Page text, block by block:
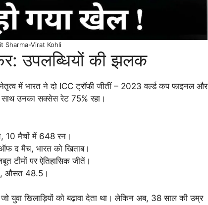
Sharma-Virat Kohli
उपलब्धियों की झलक
में भारत ने दो ICC ट्रॉफी जीतीं – 2023 वर्ल्ड कप फाइनल और
उनका सक्सेस रेट 75% रहा।
10 मैचों में 648 रन।
द मैच, भारत को खिताब।
टीमों पर ऐतिहासिक जीतें।
औसत 48.5।
युवा खिलाड़ियों को बढ़ावा देता था। लेकिन अब, 38 साल की उम्र